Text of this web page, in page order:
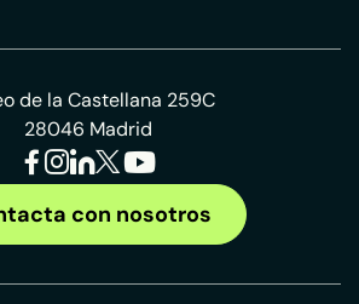
de la Castellana 259C
28046 Madrid
con nosotros